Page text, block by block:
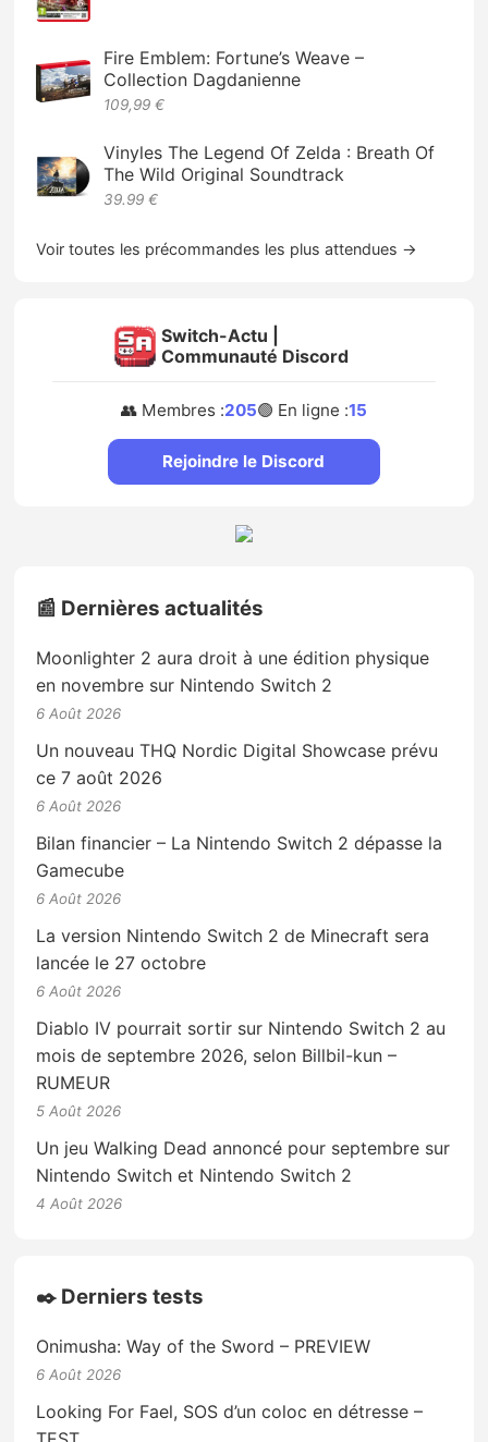
Fire Emblem: Fortune’s Weave –
Collection Dagdanienne
109,99 €
Vinyles The Legend Of Zelda : Breath Of
The Wild Original Soundtrack
39.99 €
Voir toutes les précommandes les plus attendues →
Switch-Actu |
Communauté Discord
👥 Membres :205🟢 En ligne :15
Rejoindre le Discord
📰 Dernières actualités
Moonlighter 2 aura droit à une édition physique
en novembre sur Nintendo Switch 2
6 Août 2026
Un nouveau THQ Nordic Digital Showcase prévu
ce 7 août 2026
6 Août 2026
Bilan financier – La Nintendo Switch 2 dépasse la
Gamecube
6 Août 2026
La version Nintendo Switch 2 de Minecraft sera
lancée le 27 octobre
6 Août 2026
Diablo IV pourrait sortir sur Nintendo Switch 2 au
mois de septembre 2026, selon Billbil-kun –
RUMEUR
5 Août 2026
Un jeu Walking Dead annoncé pour septembre sur
Nintendo Switch et Nintendo Switch 2
4 Août 2026
✒️ Derniers tests
Onimusha: Way of the Sword – PREVIEW
6 Août 2026
Looking For Fael, SOS d’un coloc en détresse –